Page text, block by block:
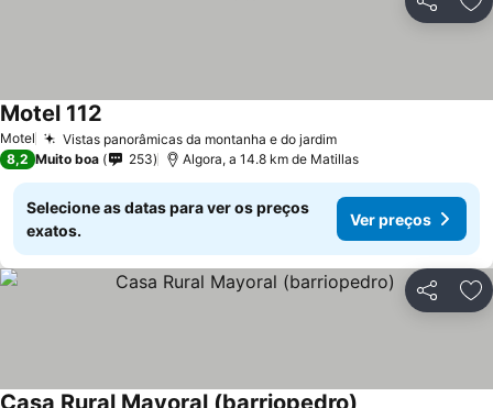
Partilhar
Motel Vistas panorâmicas da montanha e do jardim
Motel 112
8,2 Muito boa 253 Algora, a 14.8 km de Matillas
Selecione as datas para ver os preços
exatos.
Ver preços
Partilhar
Casa Rural Mayoral (barriopedro)